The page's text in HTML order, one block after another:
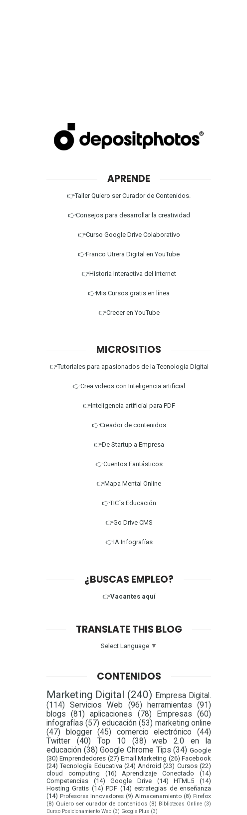
APRENDE
👉Taller Quiero ser Curador de Contenidos.
👉Consejos para desarrollar la creatividad
👉Curso Google Drive Colaborativo
👉Franco Utrera Digital en YouTube
👉Historia Interactiva del Internet
👉Mis Cursos gratis en línea
👉Crecer en YouTube
MICROSITIOS
👉Tutoriales para apasionados de la Tecnología Digital
👉Crea videos con Inteligencia artificial
👉Inteligencia artificial para PDF
👉Creador de contenidos
👉De Startup a Empresa
👉Cuentos Fantásticos
👉Mapa Mental Online
👉TIC´s Educación
👉Go Drive CMS
👉IA Infografías
¿BUSCAS EMPLEO?
👉Vacantes aquí
TRANSLATE THIS BLOG
Select Language ▼
CONTENIDOS
Marketing Digital (240) Empresa Digital.
(114)
Servicios Web (96) herramientas
(91)
blogs
(81) aplicaciones (78) Empresas
(60)
infografías (57) educación (53) marketing online
(47)
blogger (45) comercio electrónico
(44)
Twitter
(40) Top 10 (38)
web 2.0 en la
educación (38) Google Chrome Tips (34) Google
(30) Emprendedores (27) Email Marketing (26) Facebook
(24) Tecnología Educativa (24) Android (23) Cursos (22)
cloud computing
(16) Aprendizaje Conectado
(14)
Competencias
(14) Google Drive (14) HTML5
(14)
Hosting Gratis (14) PDF (14) estrategias de enseñanza
(14) Profesores Innovadores (9) Almacenamiento (8) Firefox
(8) Quiero ser curador de contenidos (8) Bibliotecas Online (3)
Curso Posicionamiento Web (3) Google Plus (3)